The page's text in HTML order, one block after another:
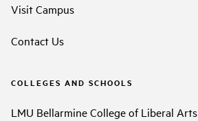
Visit Campus
Contact Us
COLLEGES AND SCHOOLS
LMU Bellarmine College of Liberal Arts